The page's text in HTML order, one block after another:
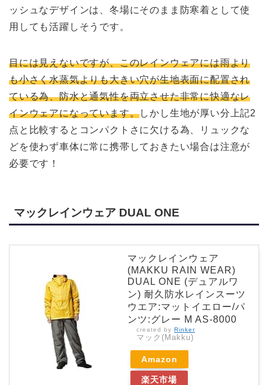
ッシュなデザインは、冬場にそのまま防寒着として使
用しても活躍しそうです。
目には見えないですが、このレインウェアには雨より
も小さく水蒸気よりも大きい穴が生地表面に配置され
ている為、防水と通気性を両立させた非常に快適なレ
インウェアになっています。しかし生地が厚い分上記2
点と比較するとコンパクトさに欠ける為、リュックな
どを使わず車体に常に携帯しておきたい場合は注意が
必要です！
マックレインウェア DUAL ONE
マックレインウェア
(MAKKU RAIN WEAR)
DUAL ONE (デュアルワ
ン) 耐久防水レインスーツ
ウエア:マットイエロー/パ
ンツ:グレー M AS-8000
created by Rinker
マック(Makku)
Amazon
楽天市場